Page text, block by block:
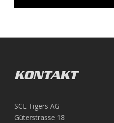
KONTAKT
SCL Tigers AG
Güterstrasse 18